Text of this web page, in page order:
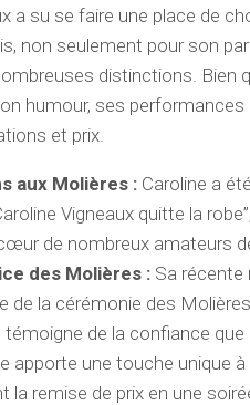
a su se faire une place de
non seulement pour son
distinctions. Bien
humour, ses
et prix.
aux Molières : Caroline a
Vigneaux quitte la
de nombreux amateurs
des Molières : Sa
de la cérémonie des
de la confiance
apporte une touche unique
la remise de prix en une